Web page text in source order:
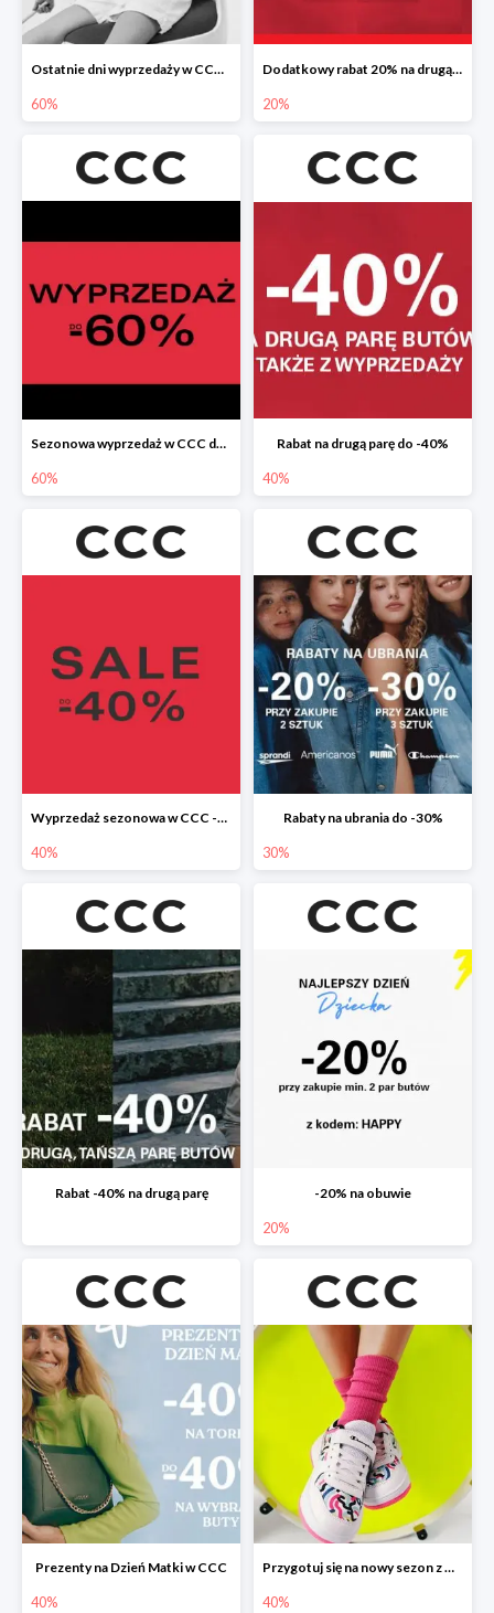
Ostatnie dni wyprzedaży w CCC do -60%
60%
Dodatkowy rabat 20% na drugą, tańszą parę butów
20%
Sezonowa wyprzedaż w CCC do -60%
60%
Rabat na drugą parę do -40%
40%
Wyprzedaż sezonowa w CCC -40%
40%
Rabaty na ubrania do -30%
30%
Rabat -40% na drugą parę -20% na obuwie
20%
Prezenty na Dzień Matki w CCC
40%
Przygotuj się na nowy sezon z CCC - druga para -40%
40%